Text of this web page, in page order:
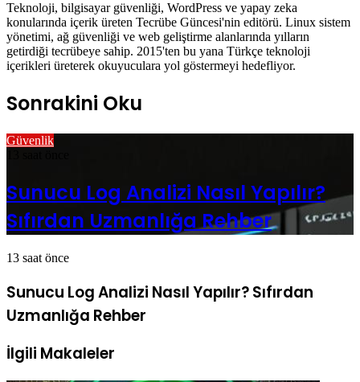
Teknoloji, bilgisayar güvenliği, WordPress ve yapay zeka
konularında içerik üreten Tecrübe Güncesi'nin editörü. Linux sistem
yönetimi, ağ güvenliği ve web geliştirme alanlarında yılların
getirdiği tecrübeye sahip. 2015'ten bu yana Türkçe teknoloji
içerikleri üreterek okuyuculara yol göstermeyi hedefliyor.
Sonrakini Oku
Güvenlik
Sunucu Log Analizi Nasıl Yapılır?
Sıfırdan Uzmanlığa Rehber
13 saat önce
Sunucu Log Analizi Nasıl Yapılır? Sıfırdan
Uzmanlığa Rehber
İlgili Makaleler